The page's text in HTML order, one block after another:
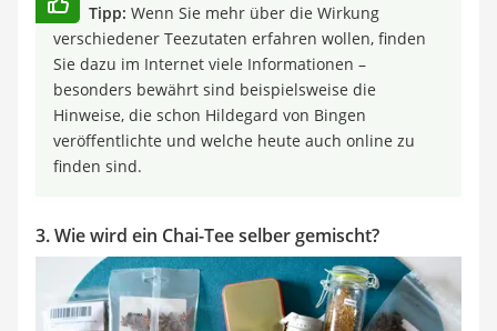
Tipp: Wenn Sie mehr über die Wirkung
verschiedener Teezutaten erfahren wollen, finden
Sie dazu im Internet viele Informationen –
besonders bewährt sind beispielsweise die
Hinweise, die schon Hildegard von Bingen
veröffentlichte und welche heute auch online zu
finden sind.
3. Wie wird ein Chai-Tee selber gemischt?